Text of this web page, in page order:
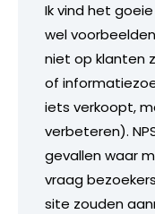
Ik vind het
wel
niet op klanten
of
iets verkoopt,
verbeteren).
gevallen waar
vraag
site zouden